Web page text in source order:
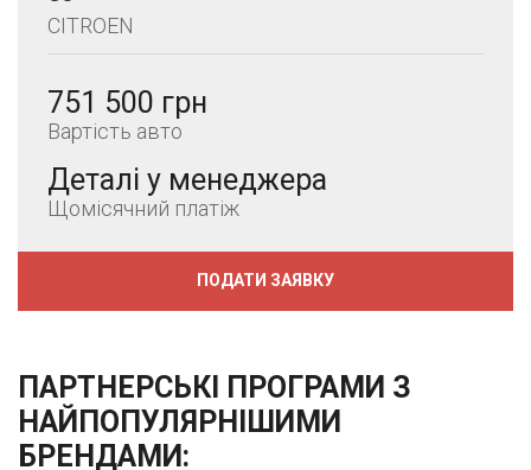
CITROEN
751 500 грн
Вартість авто
Деталі у менеджера
Щомісячний платіж
ПОДАТИ ЗАЯВКУ
ПАРТНЕРСЬКІ ПРОГРАМИ З
НАЙПОПУЛЯРНІШИМИ
БРЕНДАМИ: